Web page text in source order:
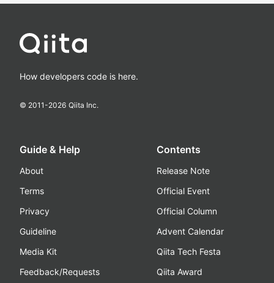
How developers code is here.
© 2011-2026 Qiita Inc.
Guide & Help
About
Terms
Privacy
Guideline
Media Kit
Feedback/Requests
Contents
Release Note
Official Event
Official Column
Advent Calendar
Qiita Tech Festa
Qiita Award